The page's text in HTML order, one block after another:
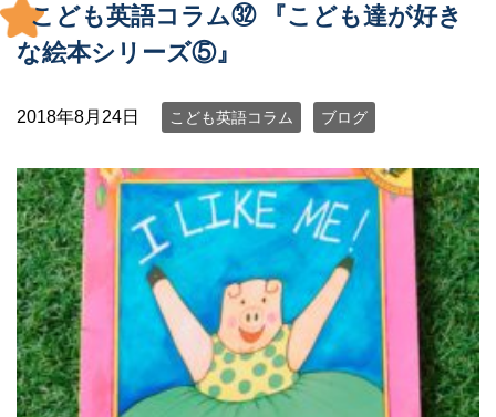
こども英語コラム㉜ 『こども達が好き
な絵本シリーズ⑤』
2018年8月24日 こども英語コラム ブログ